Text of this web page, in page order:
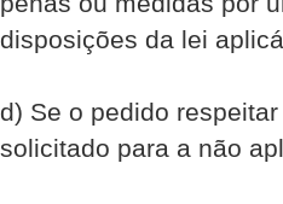
disposições da lei
d) Se o pedido
solicitado para a não